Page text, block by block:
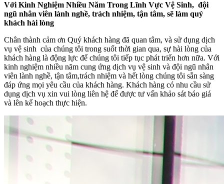
Với Kinh Nghiệm Nhiều Năm Trong Lĩnh Vực Vệ Sinh, đội
ngũ nhân viên lành nghề, trách nhiệm, tận tâm, sẽ làm quý
khách hài lòng
Chân thành cảm ơn Quý khách hàng đã quan tâm, và sử dụng dịch
vụ vệ sinh của chúng tôi trong suốt thời gian qua, sự hài lòng của
khách hàng là động lực để chúng tôi tiếp tục phát triển hơn nữa. Với
kinh nghiệm nhiều năm cung ứng dịch vụ vệ sinh và đội ngũ nhân
viên lành nghề, tận tâm,trách nhiệm và hết lòng chúng tôi sẵn sàng
đáp ứng mọi yêu cầu của khách hàng. Khách hàng có nhu cầu sử
dụng dịch vụ xin vui lòng liên hệ để được tư vấn khảo sát báo giá
và lên kế hoạch thực hiện.